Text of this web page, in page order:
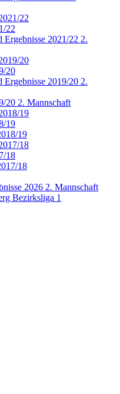
22
22
Ergebnisse 2021/22 2.
20
20
Ergebnisse 2019/20 2.
20 2. Mannschaft
19
19
19
18
18
18
2026 2. Mannschaft
Bezirksliga 1